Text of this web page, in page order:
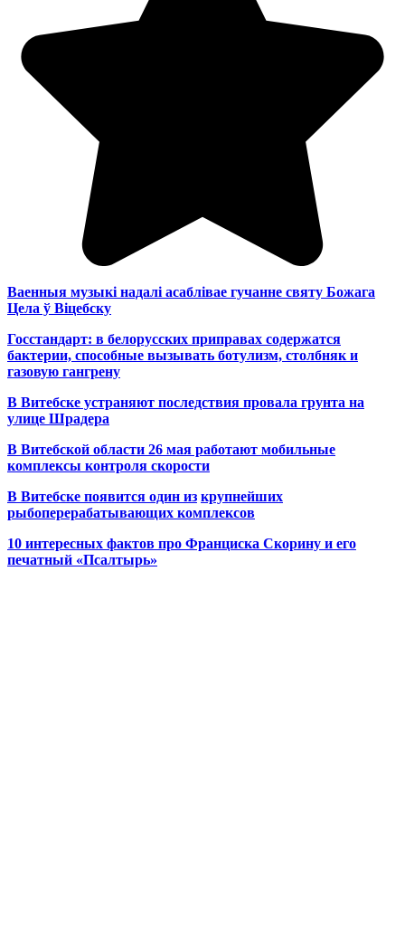
Ваенныя музыкі надалі асаблівае гучанне святу Божага
Цела ў Віцебску
Госстандарт: в белорусских приправах содержатся
бактерии, способные вызывать ботулизм, столбняк и
газовую гангрену
В Витебске устраняют последствия провала грунта на
улице Шрадера
В Витебской области 26 мая работают мобильные
комплексы контроля скорости
В Витебске появится один из крупнейших
рыбоперерабатывающих комплексов
10 интересных фактов про Франциска Скорину и его
печатный «Псалтырь»